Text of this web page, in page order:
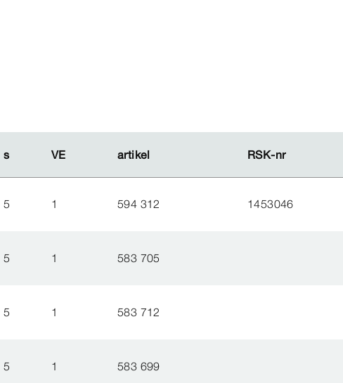
s VE artikel RSK-​nr
s VE artikel RSK-​nr
5 1 594 312 1453046
5 1 583 705
5 1 583 712
5 1 583 699